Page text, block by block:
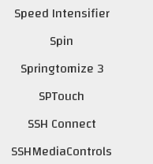
Speed Intensifier
Spin
Springtomize 3
SPTouch
SSH Connect
SSHMediaControls